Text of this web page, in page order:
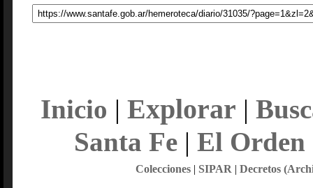
Inicio | Explorar |
Santa Fe| El Orden
Colecciones| SIPAR | Decretos